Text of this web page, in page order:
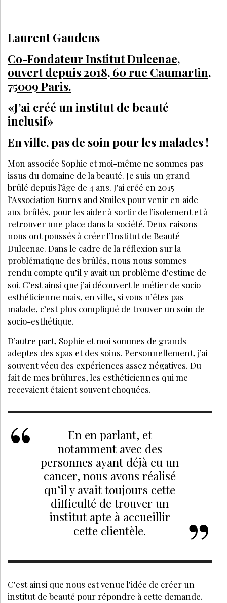
Laurent Gaudens
Co-Fondateur Institut Dulcenae,
ouvert depuis 2018, 60 rue Caumartin,
75009 Paris.
«J’ai créé un institut de beauté
inclusif»
En ville, pas de soin pour les malades !
Mon associée Sophie et moi-même ne sommes pas
issus du domaine de la beauté. Je suis un grand
brûlé depuis l’âge de 4 ans. J’ai créé en 2015
l’Association Burns and Smiles pour venir en aide
aux brûlés, pour les aider à sortir de l’isolement et à
retrouver une place dans la société. Deux raisons
nous ont poussés à créer l’Institut de Beauté
Dulcenae. Dans le cadre de la réflexion sur la
problématique des brûlés, nous nous sommes
rendu compte qu’il y avait un problème d’estime de
soi. C’est ainsi que j’ai découvert le métier de socio-
esthéticienne mais, en ville, si vous n’êtes pas
malade, c’est plus compliqué de trouver un soin de
socio-esthétique.
D’autre part, Sophie et moi sommes de grands
adeptes des spas et des soins. Personnellement, j’ai
souvent vécu des expériences assez négatives. Du
fait de mes brûlures, les esthéticiennes qui me
recevaient étaient souvent choquées.
En en parlant, et
notamment avec des
personnes ayant déjà eu un
cancer, nous avons réalisé
qu’il y avait toujours cette
difficulté de trouver un
institut apte à accueillir
cette clientèle.
C’est ainsi que nous est venue l’idée de créer un
institut de beauté pour répondre à cette demande.